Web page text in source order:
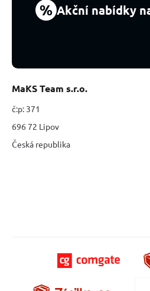
% Akční nabídky
MaKS Team s.r.o.
č:p: 371
696 72 Lipov
Česká republika